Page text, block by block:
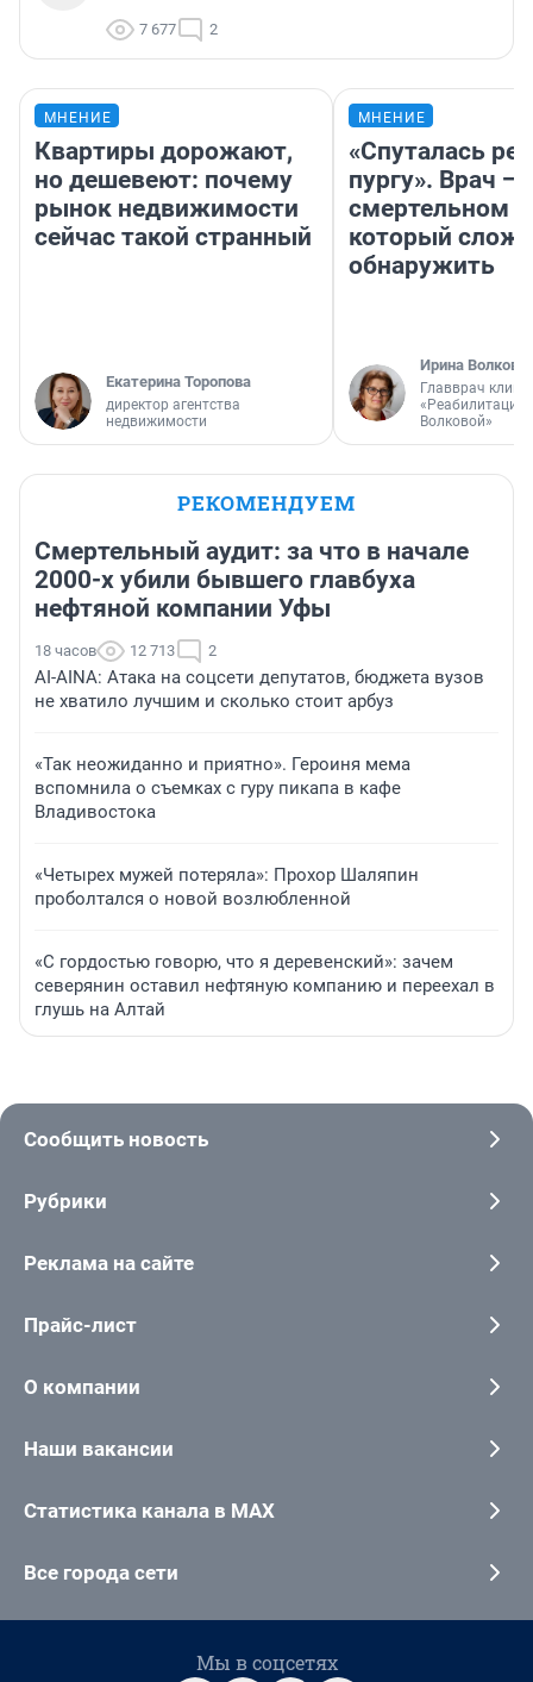
7 677 2
МНЕНИЕ
Квартиры дорожают,
но дешевеют: почему
рынок недвижимости
сейчас такой странный
Екатерина Торопова
директор агентства
недвижимости
МНЕНИЕ
«Спуталась
пургу». Врач —
смертельном
который
обнаружить
Ирина Волкова
Главврач
«Реабилитация
Волковой»
РЕКОМЕНДУЕМ
Смертельный аудит: за что в начале
2000-х убили бывшего главбуха
нефтяной компании Уфы
18 часов 12 713 2
AI-AINA: Атака на соцсети депутатов, бюджета вузов
не хватило лучшим и сколько стоит арбуз
«Так неожиданно и приятно». Героиня мема
вспомнила о съемках с гуру пикапа в кафе
Владивостока
«Четырех мужей потеряла»: Прохор Шаляпин
проболтался о новой возлюбленной
«С гордостью говорю, что я деревенский»: зачем
северянин оставил нефтяную компанию и переехал в
глушь на Алтай
Сообщить новость
Рубрики
Реклама на сайте
Прайс-лист
О компании
Наши вакансии
Статистика канала в MAX
Все города сети
Мы в соцсетях